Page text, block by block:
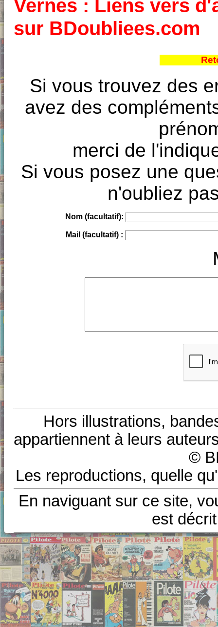
Vernes : Liens vers
sur BDoubliees.com
Si vous trouvez des
avez des
merci de
Si vous posez une
n'oubliez
Nom (facultatif):
Mail (facultatif) :
Hors illustrations,
appartiennent à leurs
©
Les reproductions, quelle
En naviguant sur ce site,
est